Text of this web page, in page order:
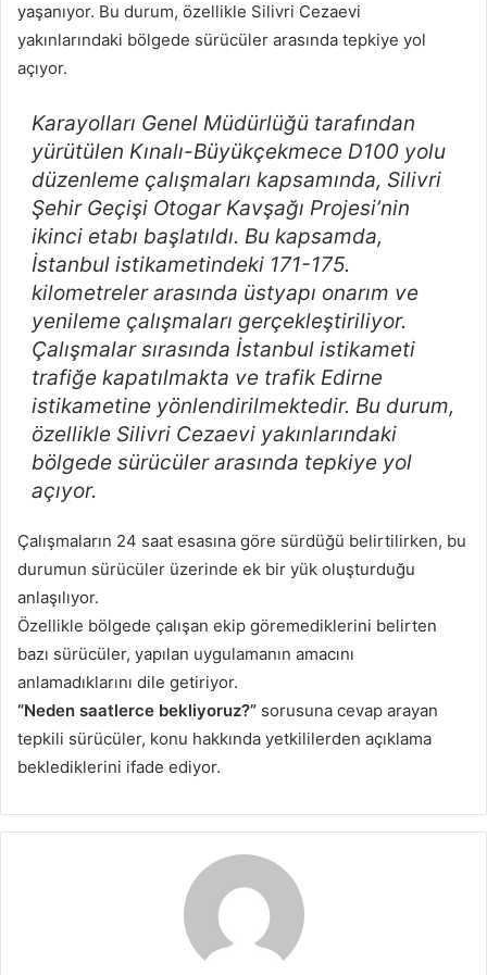
yaşanıyor. Bu durum, özellikle Silivri Cezaevi
yakınlarındaki bölgede sürücüler arasında tepkiye yol
açıyor.
Karayolları Genel Müdürlüğü tarafından
yürütülen Kınalı-Büyükçekmece D100 yolu
düzenleme çalışmaları kapsamında, Silivri
Şehir Geçişi Otogar Kavşağı Projesi’nin
ikinci etabı başlatıldı. Bu kapsamda,
İstanbul istikametindeki 171-175.
kilometreler arasında üstyapı onarım ve
yenileme çalışmaları gerçekleştiriliyor.
Çalışmalar sırasında İstanbul istikameti
trafiğe kapatılmakta ve trafik Edirne
istikametine yönlendirilmektedir. Bu durum,
özellikle Silivri Cezaevi yakınlarındaki
bölgede sürücüler arasında tepkiye yol
açıyor.
Çalışmaların 24 saat esasına göre sürdüğü belirtilirken, bu
durumun sürücüler üzerinde ek bir yük oluşturduğu
anlaşılıyor.
Özellikle bölgede çalışan ekip göremediklerini belirten
bazı sürücüler, yapılan uygulamanın amacını
anlamadıklarını dile getiriyor.
“Neden saatlerce bekliyoruz?” sorusuna cevap arayan
tepkili sürücüler, konu hakkında yetkililerden açıklama
beklediklerini ifade ediyor.